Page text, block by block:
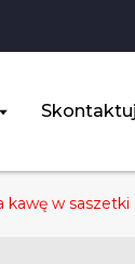
kawę w saszetki